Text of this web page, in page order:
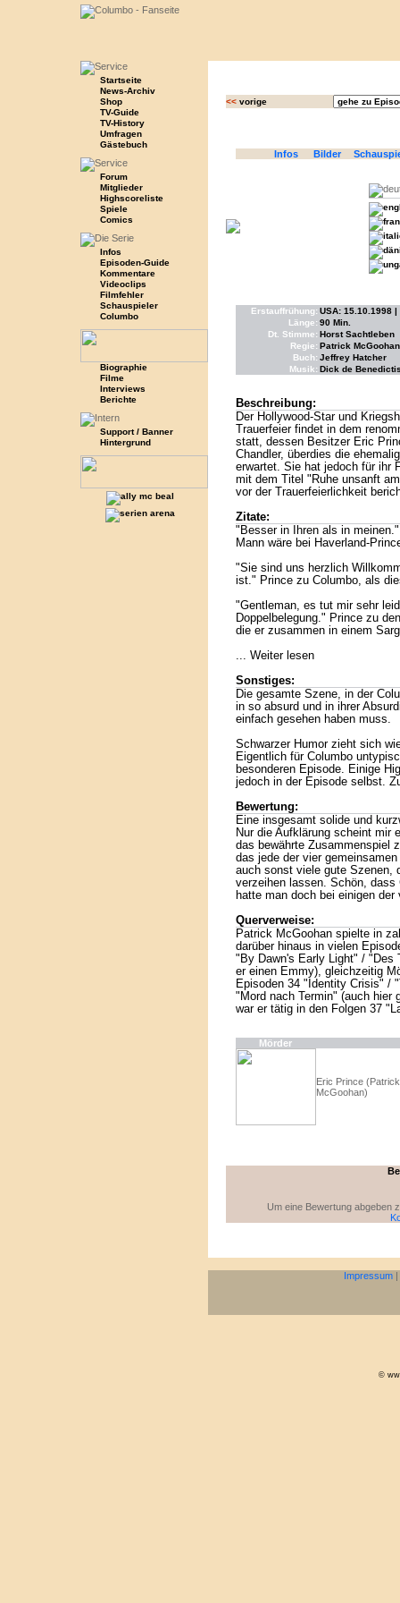
Startseite
News-Archiv
Shop
TV-Guide
TV-History
Umfragen
Gästebuch
Forum
Mitglieder
Highscoreliste
Spiele
Comics
Infos
Episoden-Guide
Kommentare
Videoclips
Filmfehler
Schauspieler
Columbo
Biographie
Filme
Interviews
Berichte
Support / Banner
Hintergrund
<<vorige
Infos Bilder
Erstauffrühung: USA: 15.10.1998 |
Länge: 90 Min.
Dt. Stimme: Horst Sachtleben
Regie: Patrick McGoohan
Buch: Jeffrey Hatcher
Musik: Dick de
Beschreibung:
Der Hollywood-Star und
Trauerfeier findet in dem
statt, dessen Besitzer Eric
Chandler, überdies die
erwartet. Sie hat jedoch für ihr
mit dem Titel "Ruhe unsanft
vor der Trauerfeierlichkeit
Zitate:
"Besser in Ihren als in
Mann wäre bei Haverland-
"Sie sind uns herzlich
ist." Prince zu Columbo, als
"Gentleman, es tut mir sehr
Doppelbelegung." Prince zu
die er zusammen in einem
... Weiter lesen
Sonstiges:
Die gesamte Szene, in der
in so absurd und in ihrer
einfach gesehen haben muss.
Schwarzer Humor zieht sich
Eigentlich für Columbo
besonderen Episode. Einige
jedoch in der Episode selbst.
Bewertung:
Eine insgesamt solide und
Nur die Aufklärung scheint mir
das bewährte Zusammenspiel
das jede der vier
auch sonst viele gute Szenen,
verzeihen lassen. Schön, dass
hatte man doch bei einigen
Querverweise:
Patrick McGoohan spielte in
darüber hinaus in vielen
"By Dawn's Early Light" / "Des
er einen Emmy), gleichzeitig
Episoden 34 "Identity Crisis" /
"Mord nach Termin" (auch hier
war er tätig in den Folgen 37
Mörder
Eric Prince (Patrick
McGoohan)
Um eine Bewertung abgeben
Impressum |
©